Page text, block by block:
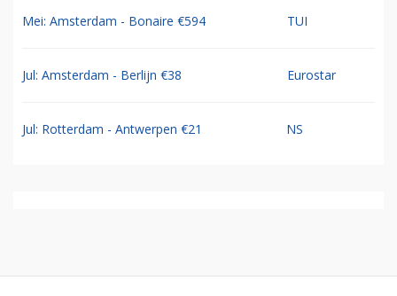
Mei: Amsterdam - Bonaire €594 TUI
Jul: Amsterdam - Berlijn €38 Eurostar
Jul: Rotterdam - Antwerpen €21 NS